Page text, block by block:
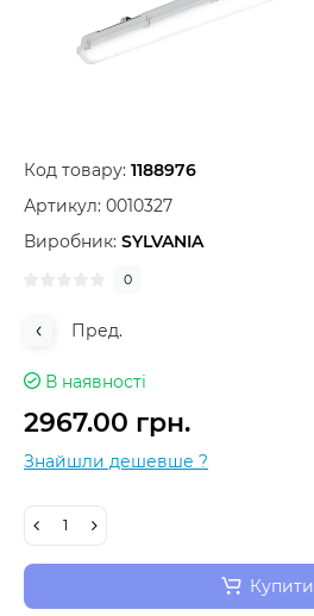
Код товару: 1188976
Артикул: 0010327
Виробник: SYLVANIA
0
Пред.
В наявності
2967.00 грн.
Знайшли дешевше ?
Купити